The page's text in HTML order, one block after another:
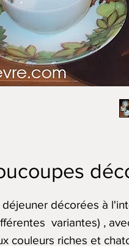
décorées à
variantes) ,
couleurs riches et